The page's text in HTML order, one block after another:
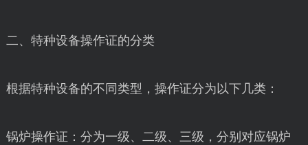
二、特种设备操作证的分类
根据特种设备的不同类型，操作证分为以下几类：
锅炉操作证：分为一级、二级、三级，分别对应锅炉